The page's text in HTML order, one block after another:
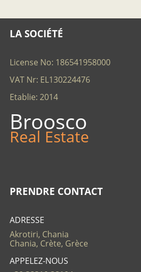
LA SOCIÉTÉ
License No: 186541958000
VAT Nr: EL130224476
Etablie: 2014
Broosco
Real Estate
PRENDRE CONTACT
ADRESSE
Akrotiri, Chania
Chania, Crète, Grèce
APPELEZ-NOUS